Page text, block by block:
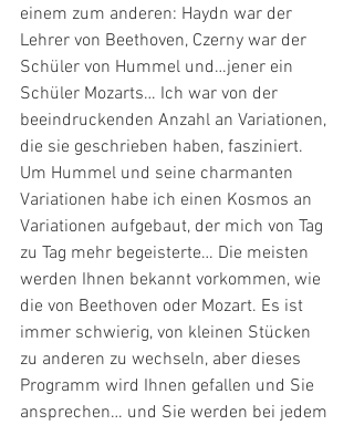
einem zum anderen: Haydn war der
Lehrer von Beethoven, Czerny war der
Schüler von Hummel und…jener ein
Schüler Mozarts… Ich war von der
beeindruckenden Anzahl an Variationen,
die sie geschrieben haben, fasziniert.
Um Hummel und seine charmanten
Variationen habe ich einen Kosmos an
Variationen aufgebaut, der mich von Tag
zu Tag mehr begeisterte… Die meisten
werden Ihnen bekannt vorkommen, wie
die von Beethoven oder Mozart. Es ist
immer schwierig, von kleinen Stücken
zu anderen zu wechseln, aber dieses
Programm wird Ihnen gefallen und Sie
ansprechen… und Sie werden bei jedem